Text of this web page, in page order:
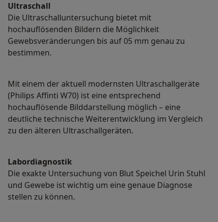
Ultraschall
Die Ultraschalluntersuchung bietet mit
hochauflösenden Bildern die Möglichkeit
Gewebsveränderungen bis auf 05 mm genau zu
bestimmen.
Mit einem der aktuell modernsten Ultraschallgeräte
(Philips Affinti W70) ist eine entsprechend
hochauflösende Bilddarstellung möglich – eine
deutliche technische Weiterentwicklung im Vergleich
zu den älteren Ultraschallgeräten.
Labordiagnostik
Die exakte Untersuchung von Blut Speichel Urin Stuhl
und Gewebe ist wichtig um eine genaue Diagnose
stellen zu können.